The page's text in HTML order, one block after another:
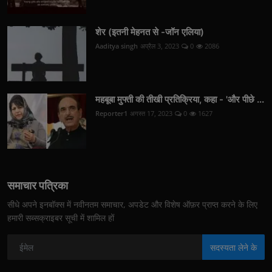
शेर (इतनी मेहनत से -जॉन एलिया)
Aaditya singh अप्रैल 3, 2023 0 2086
महबूबा मुफ्ती की तीखी प्रतिक्रिया, कहा - 'और पीछे ...
Reporter1 अगस्त 17, 2023 0 1627
समाचार पत्रिका
सीधे अपने इनबॉक्स में नवीनतम समाचार, अपडेट और विशेष ऑफ़र प्राप्त करने के लिए
हमारी सब्सक्राइबर सूची में शामिल हों
सदस्यता लेने के